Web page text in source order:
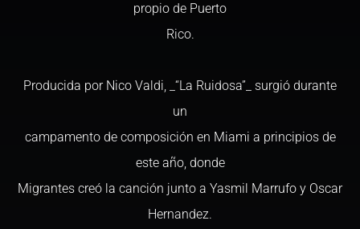
propio de Puerto
Rico.
Producida por Nico Valdi, _“La Ruidosa”_ surgió durante
un
campamento de composición en Miami a principios de
este año, donde
Migrantes creó la canción junto a Yasmil Marrufo y Oscar
Hernandez.